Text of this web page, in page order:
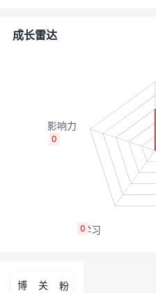
者
发
Programs
的
成长雷达
0
0
博
关
粉